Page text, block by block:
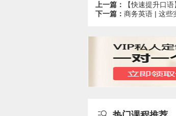
上一篇：
【快速提升口
下一篇： 商务英语 | 这些